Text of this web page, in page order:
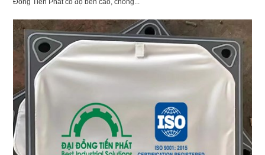
Đồng Tiến Phát có độ bền cao, chống...